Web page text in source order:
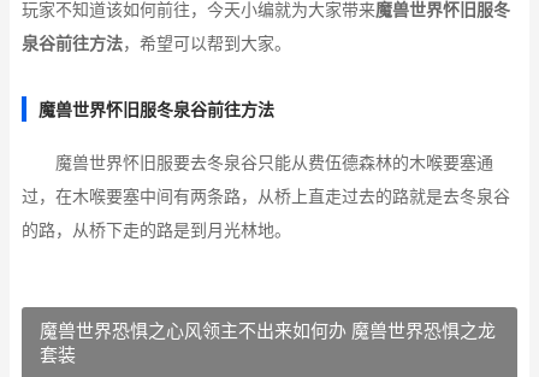
玩家不知道该如何前往，今天小编就为大家带来魔兽世界怀旧服冬
泉谷前往方法，希望可以帮到大家。
魔兽世界怀旧服冬泉谷前往方法
魔兽世界怀旧服要去冬泉谷只能从费伍德森林的木喉要塞通
过，在木喉要塞中间有两条路，从桥上直走过去的路就是去冬泉谷
的路，从桥下走的路是到月光林地。
魔兽世界恐惧之心风领主不出来如何办 魔兽世界恐惧之龙
套装